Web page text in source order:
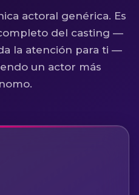
actoral genérica. Es
del casting —
la atención para ti —
un actor más